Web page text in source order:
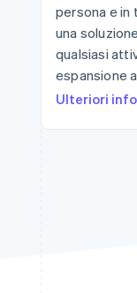
persona e in
una
qualsiasi
espansione
Ulteriori